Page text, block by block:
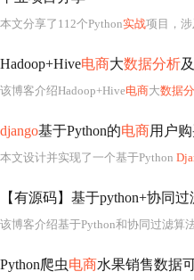
本文分享了112个Python实战项目，涉
Hadoop+Hive电商大数据分析及
该博客介绍Hadoop+Hive电商大数据
django基于Python的电商用户
本文设计并实现了一个基于Python
【有源码】基于python+协同
该博客介绍基于Python和协同过滤算
Python爬虫电商水果销售数据